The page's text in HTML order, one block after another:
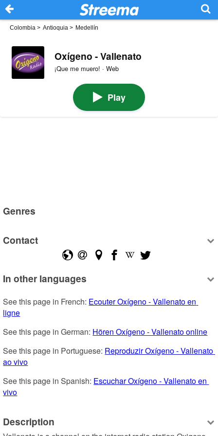
Colombia > Antioquia > Medellín
Oxígeno - Vallenato
¡Que me muero! · Web
Play
Genres
Contact
In other languages
See this page in French: Ecouter Oxígeno - Vallenato en
ligne
See this page in German: Hören Oxígeno - Vallenato online
See this page in Portuguese: Reproduzir Oxígeno - Vallenato
ao vivo
See this page in Spanish: Escuchar Oxígeno - Vallenato en
vivo
Description